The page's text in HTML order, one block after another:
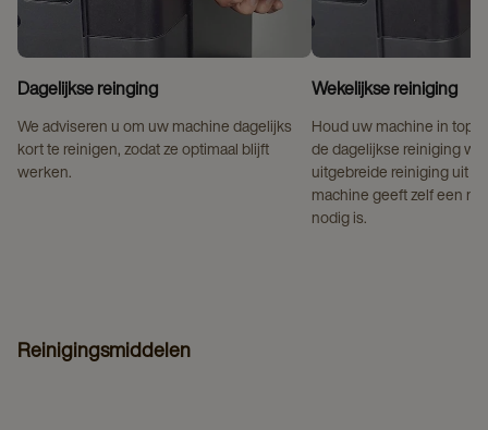
Dagelijkse reinging
We adviseren u om uw machine dagelijks
kort te reinigen, zodat ze optimaal blijft
werken.
Wekelijkse reiniging
Houd uw machine in
de dagelijkse reiniging
uitgebreide reiniging uit
machine geeft zelf een
nodig is.
Reinigingsmiddelen